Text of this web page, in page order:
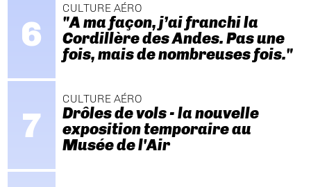
CULTURE AÉRO
"A ma façon, j’ai franchi la
Cordillère des Andes. Pas une
fois, mais de nombreuses fois."
CULTURE AÉRO
Drôles de vols - la nouvelle
exposition temporaire au
Musée de l'Air